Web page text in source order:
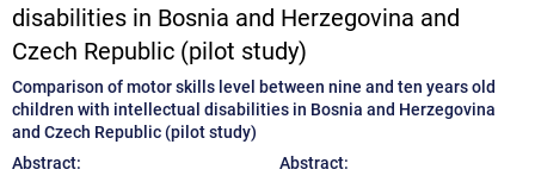
disabilities in Bosnia and Herzegovina and
Czech Republic (pilot study)
Comparison of motor skills level between nine and ten years old
children with intellectual disabilities in Bosnia and Herzegovina
and Czech Republic (pilot study)
Abstract:
Abstract: